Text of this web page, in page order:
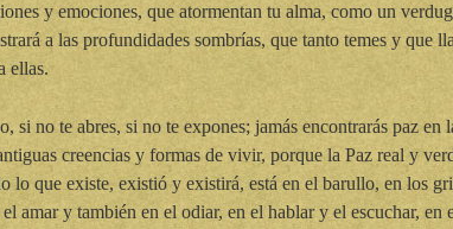
y emociones, que atormentan tu alma, como un
a las profundidades sombrías, que tanto temes y que
ellas.
si no te abres, si no te expones; jamás encontrarás paz en
creencias y formas de vivir, porque la Paz real y
lo que existe, existió y existirá, está en el barullo, en los
amar y también en el odiar, en el hablar y el escuchar, en